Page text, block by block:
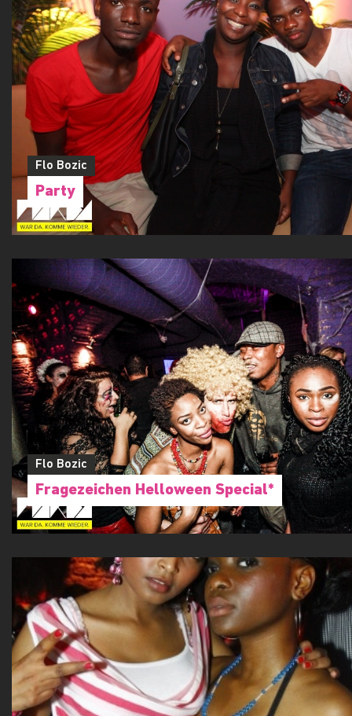
Flo Bozic
Party
Flo Bozic
Fragezeichen Helloween Special*